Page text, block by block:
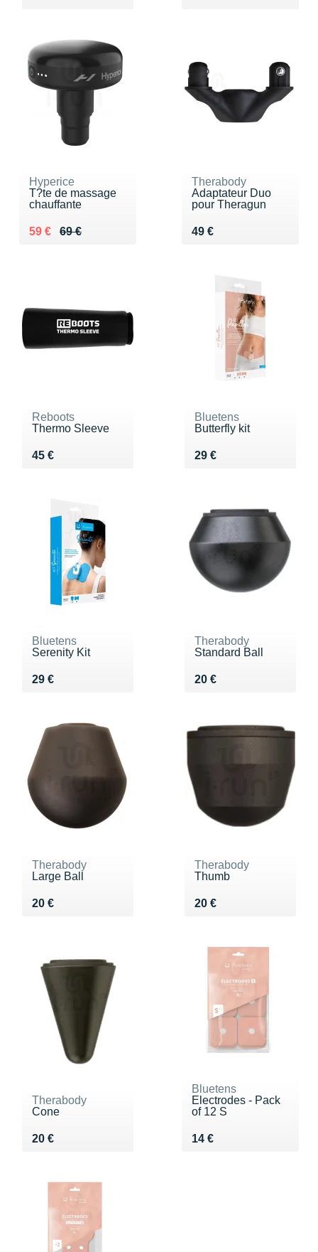
Hyperice
T?te de massage
chauffante
69 €
Au lieu de 69 €
59 €
Vendu 59 €
Therabody
Adaptateur Duo
pour Theragun
49 €
Vendu 49 €
Reboots
Thermo Sleeve
45 €
Vendu 45 €
Bluetens
Butterfly kit
29 €
Vendu 29 €
Bluetens
Serenity Kit
29 €
Vendu 29 €
Therabody
Standard Ball
20 €
Vendu 20 €
Therabody
Large Ball
20 €
Vendu 20 €
Therabody
Thumb
20 €
Vendu 20 €
Therabody
Cone
20 €
Vendu 20 €
Bluetens
Electrodes - Pack
of 12 S
14 €
Vendu 14 €